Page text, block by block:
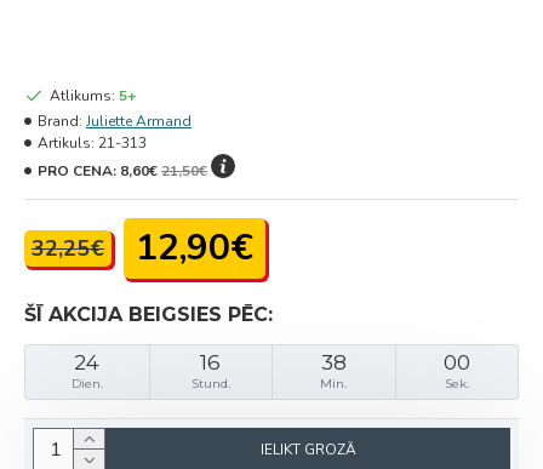
ŠĪ AKCIJA BEIGSIES PĒC:
24
Dien.
16
Stund.
38
Min.
00
Sek.
32,25€ 12,90€
Atlikums: 5+
Brand: Juliette Armand
Artikuls: 21-313
PRO CENA: 8,60€21,50€
IELIKT GROZĀ